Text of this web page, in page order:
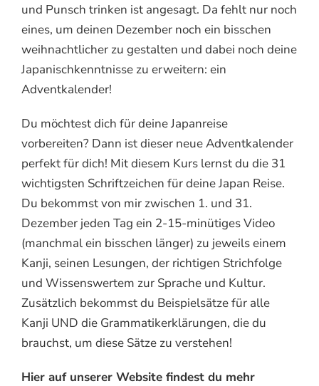
und Punsch trinken ist angesagt. Da fehlt nur noch
eines, um deinen Dezember noch ein bisschen
weihnachtlicher zu gestalten und dabei noch deine
Japanischkenntnisse zu erweitern: ein
Adventkalender!
Du möchtest dich für deine Japanreise
vorbereiten? Dann ist dieser neue Adventkalender
perfekt für dich! Mit diesem Kurs lernst du die 31
wichtigsten Schriftzeichen für deine Japan Reise.
Du bekommst von mir zwischen 1. und 31.
Dezember jeden Tag ein 2-15-minütiges Video
(manchmal ein bisschen länger) zu jeweils einem
Kanji, seinen Lesungen, der richtigen Strichfolge
und Wissenswertem zur Sprache und Kultur.
Zusätzlich bekommst du Beispielsätze für alle
Kanji UND die Grammatikerklärungen, die du
brauchst, um diese Sätze zu verstehen!
Hier auf unserer Website findest du mehr